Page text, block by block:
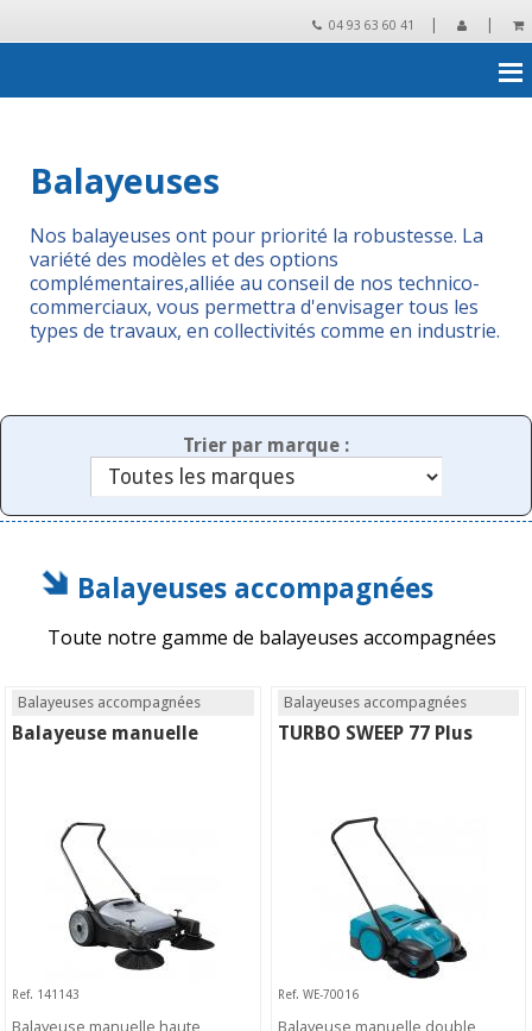
04 93 63 60 41 | |
Balayeuses
Nos balayeuses ont pour priorité la robustesse. La
variété des modèles et des options
complémentaires,alliée au conseil de nos technico-
commerciaux, vous permettra d'envisager tous les
types de travaux, en collectivités comme en industrie.
Trier par marque :
Balayeuses accompagnées
Toute notre gamme de balayeuses accompagnées
Balayeuses accompagnées
Balayeuse manuelle
Ref. 141143
Balayeuse manuelle haute
Balayeuses accompagnées
TURBO SWEEP 77 Plus
Ref. WE-70016
Balayeuse manuelle double